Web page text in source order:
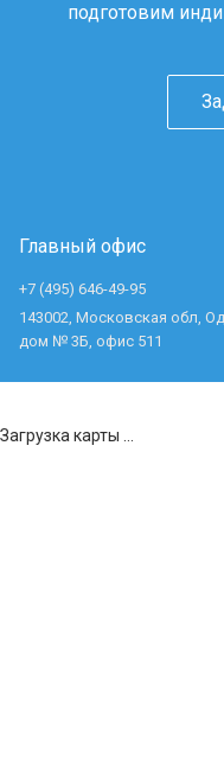
подготовим
Главный офис
+7 (495) 646-49-95
143002, Московская обл,
дом № 3Б, офис 511
Загрузка карты ...